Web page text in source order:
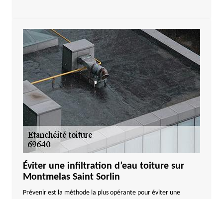
Éviter une infiltration d’eau toiture sur
Montmelas Saint Sorlin
Prévenir est la méthode la plus opérante pour éviter une